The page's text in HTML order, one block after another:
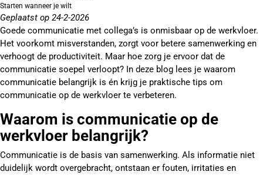
Starten wanneer je wilt
Geplaatst op 24-2-2026
Goede communicatie met collega’s is onmisbaar op de werkvloer.
Het voorkomt misverstanden, zorgt voor betere samenwerking en
verhoogt de productiviteit. Maar hoe zorg je ervoor dat de
communicatie soepel verloopt? In deze blog lees je waarom
communicatie belangrijk is én krijg je praktische tips om
communicatie op de werkvloer te verbeteren.
Waarom is communicatie op de
werkvloer belangrijk?
Communicatie is de basis van samenwerking. Als informatie niet
duidelijk wordt overgebracht, ontstaan er fouten, irritaties en